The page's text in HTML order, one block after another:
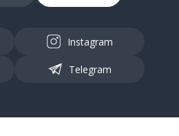
Instagram
Telegram